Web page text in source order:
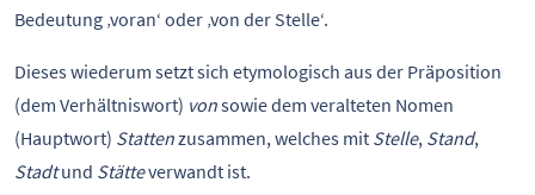
Bedeutung ‚voran‘ oder ‚von der Stelle‘.
Dieses wiederum setzt sich etymologisch aus der Präposition
(dem Verhältniswort) vonsowie dem veralteten Nomen
(Hauptwort) Stattenzusammen, welches mit Stelle, Stand,
Stadtund Stätteverwandt ist.